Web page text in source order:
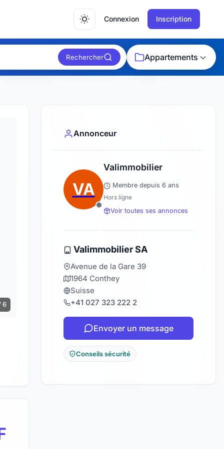
Connexion Inscription
Rechercher Appartements
6
Annonceur
VA
Valimmobilier
Membre depuis 6 ans
Hors ligne
Voir toutes ses annonces
Valimmobilier SA
Avenue de la Gare 39
1964 Conthey
Suisse
+41 027 323 222 2
Envoyer un message
Conseils sécurité